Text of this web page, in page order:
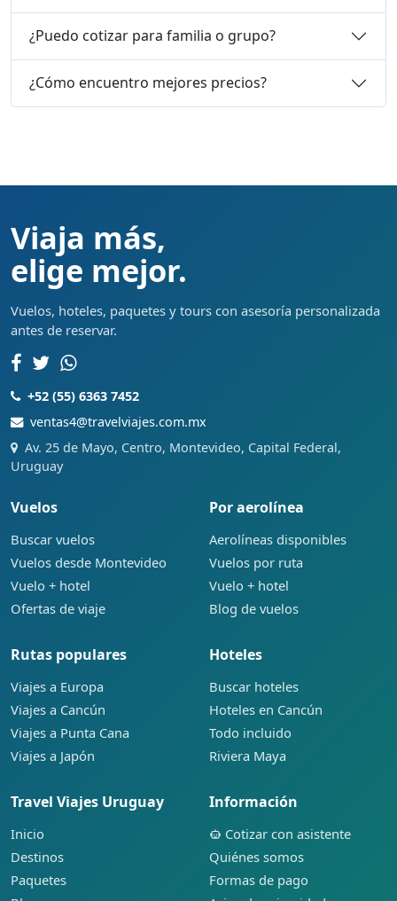
¿Puedo cotizar para familia o grupo?
¿Cómo encuentro mejores precios?
Viaja más,
elige mejor.
Vuelos, hoteles, paquetes y tours con asesoría personalizada
antes de reservar.
+52 (55) 6363 7452
ventas4@travelviajes.com.mx
Av. 25 de Mayo, Centro, Montevideo, Capital Federal,
Uruguay
Vuelos
Buscar vuelos
Vuelos desde Montevideo
Vuelo + hotel
Ofertas de viaje
Por aerolínea
Aerolíneas disponibles
Vuelos por ruta
Vuelo + hotel
Blog de vuelos
Rutas populares
Viajes a Europa
Viajes a Cancún
Viajes a Punta Cana
Viajes a Japón
Hoteles
Buscar hoteles
Hoteles en Cancún
Todo incluido
Riviera Maya
Travel Viajes Uruguay
Inicio
Destinos
Paquetes
Información
Cotizar con asistente
Quiénes somos
Formas de pago